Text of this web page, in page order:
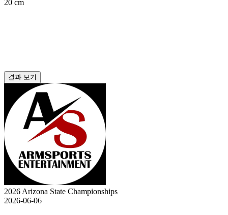
20 cm
결과 보기
2026 Arizona State Championships
2026-06-06